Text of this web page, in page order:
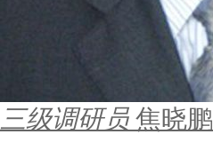
三级调研员 焦晓鹏